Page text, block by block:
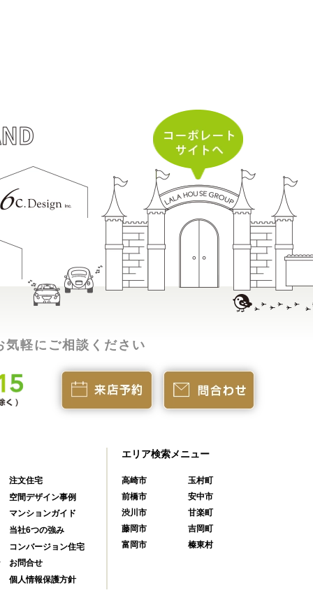
気軽にご相談ください
注文住宅
空間デザイン事例
マンションガイド
当社6つの強み
コンバージョン住宅
お問合せ
個人情報保護方針
エリア検索メニュー
高崎市
前橋市
渋川市
藤岡市
富岡市
玉村町
安中市
甘楽町
吉岡町
榛東村